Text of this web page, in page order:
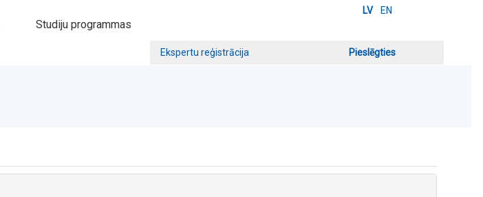
LV EN
Studiju programmas
Ekspertu reģistrācija Pieslēgties